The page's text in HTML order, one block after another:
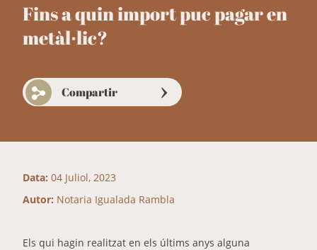
Fins a quin import puc pagar en
metàl·lic?
Compartir
Data: 04 Juliol, 2023
Autor: Notaria Igualada Rambla
Els qui hagin realitzat en els últims anys alguna